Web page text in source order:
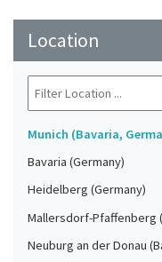
Location
Munich (Bavaria,
Bavaria (Germany)
Heidelberg (Germany)
Mallersdorf-Pfaffenberg
Neuburg an der Donau